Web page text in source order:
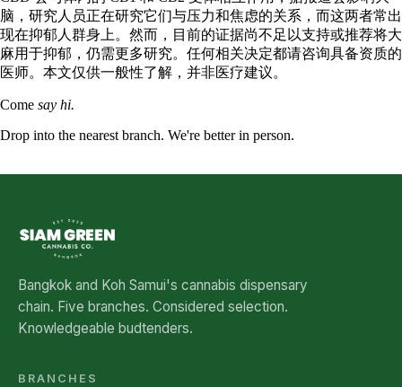
脑，研究人员正在研究它们与压力和焦虑的关系，而这两者常出
现在抑郁人群身上。然而，目前的证据尚不足以支持或推荐将大
麻用于抑郁，仍需更多研究。任何相关决定都请咨询具备资质的
医师。本文仅供一般性了解，并非医疗建议。
Come say hi.
Drop into the nearest branch. We're better in person.
Bangkok and Koh Samui's cannabis dispensary
chain. Five branches. Considered selection.
Knowledgeable budtenders.
BRANCHES